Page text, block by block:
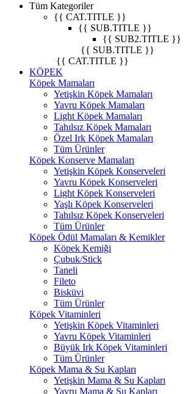
Tüm Kategoriler
{{ CAT.TITLE }}
{{ SUB.TITLE }}
{{ SUB2.TITLE }}
{{ SUB.TITLE }}
{{ CAT.TITLE }}
KÖPEK
Köpek Mamaları
Yetişkin Köpek Mamaları
Yavru Köpek Mamaları
Light Köpek Mamaları
Tahılsız Köpek Mamaları
Özel Irk Köpek Mamaları
Tüm Ürünler
Köpek Konserve Mamaları
Yetişkin Köpek Konserveleri
Yavru Köpek Konserveleri
Light Köpek Konserveleri
Yaşlı Köpek Konserveleri
Tahılsız Köpek Konserveleri
Tüm Ürünler
Köpek Ödül Mamaları & Kemikler
Köpek Kemiği
Çubuk/Stick
Taneli
Fileto
Bisküvi
Tüm Ürünler
Köpek Vitaminleri
Yetişkin Köpek Vitaminleri
Yavru Köpek Vitaminleri
Büyük Irk Köpek Vitaminleri
Tüm Ürünler
Köpek Mama & Su Kapları
Yetişkin Mama & Su Kapları
Yavru Mama & Su Kapları